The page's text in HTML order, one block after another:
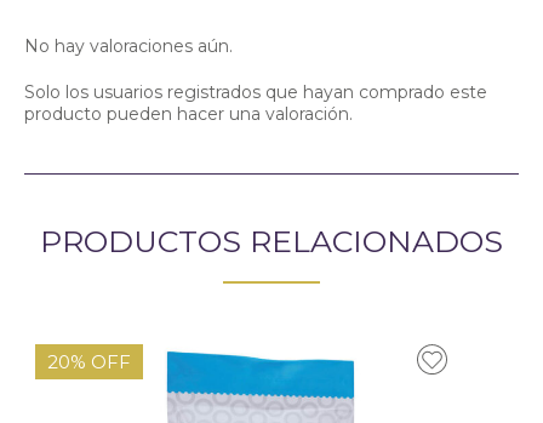
No hay valoraciones aún.
Solo los usuarios registrados que hayan comprado este
producto pueden hacer una valoración.
PRODUCTOS RELACIONADOS
20% OFF